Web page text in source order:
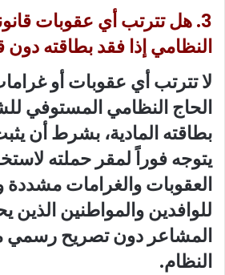
3. هل تترتب أي عقوبات
النظامي إذا فقد بطاقته
لا تترتب أي عقوبات أو
الحاج النظامي المستوفي
بطاقته المادية، بشرط أن
يتوجه فوراً لمقر حملته
العقوبات والغرامات
للوافدين والمواطنين الذين
المشاعر دون تصريح
النظام.